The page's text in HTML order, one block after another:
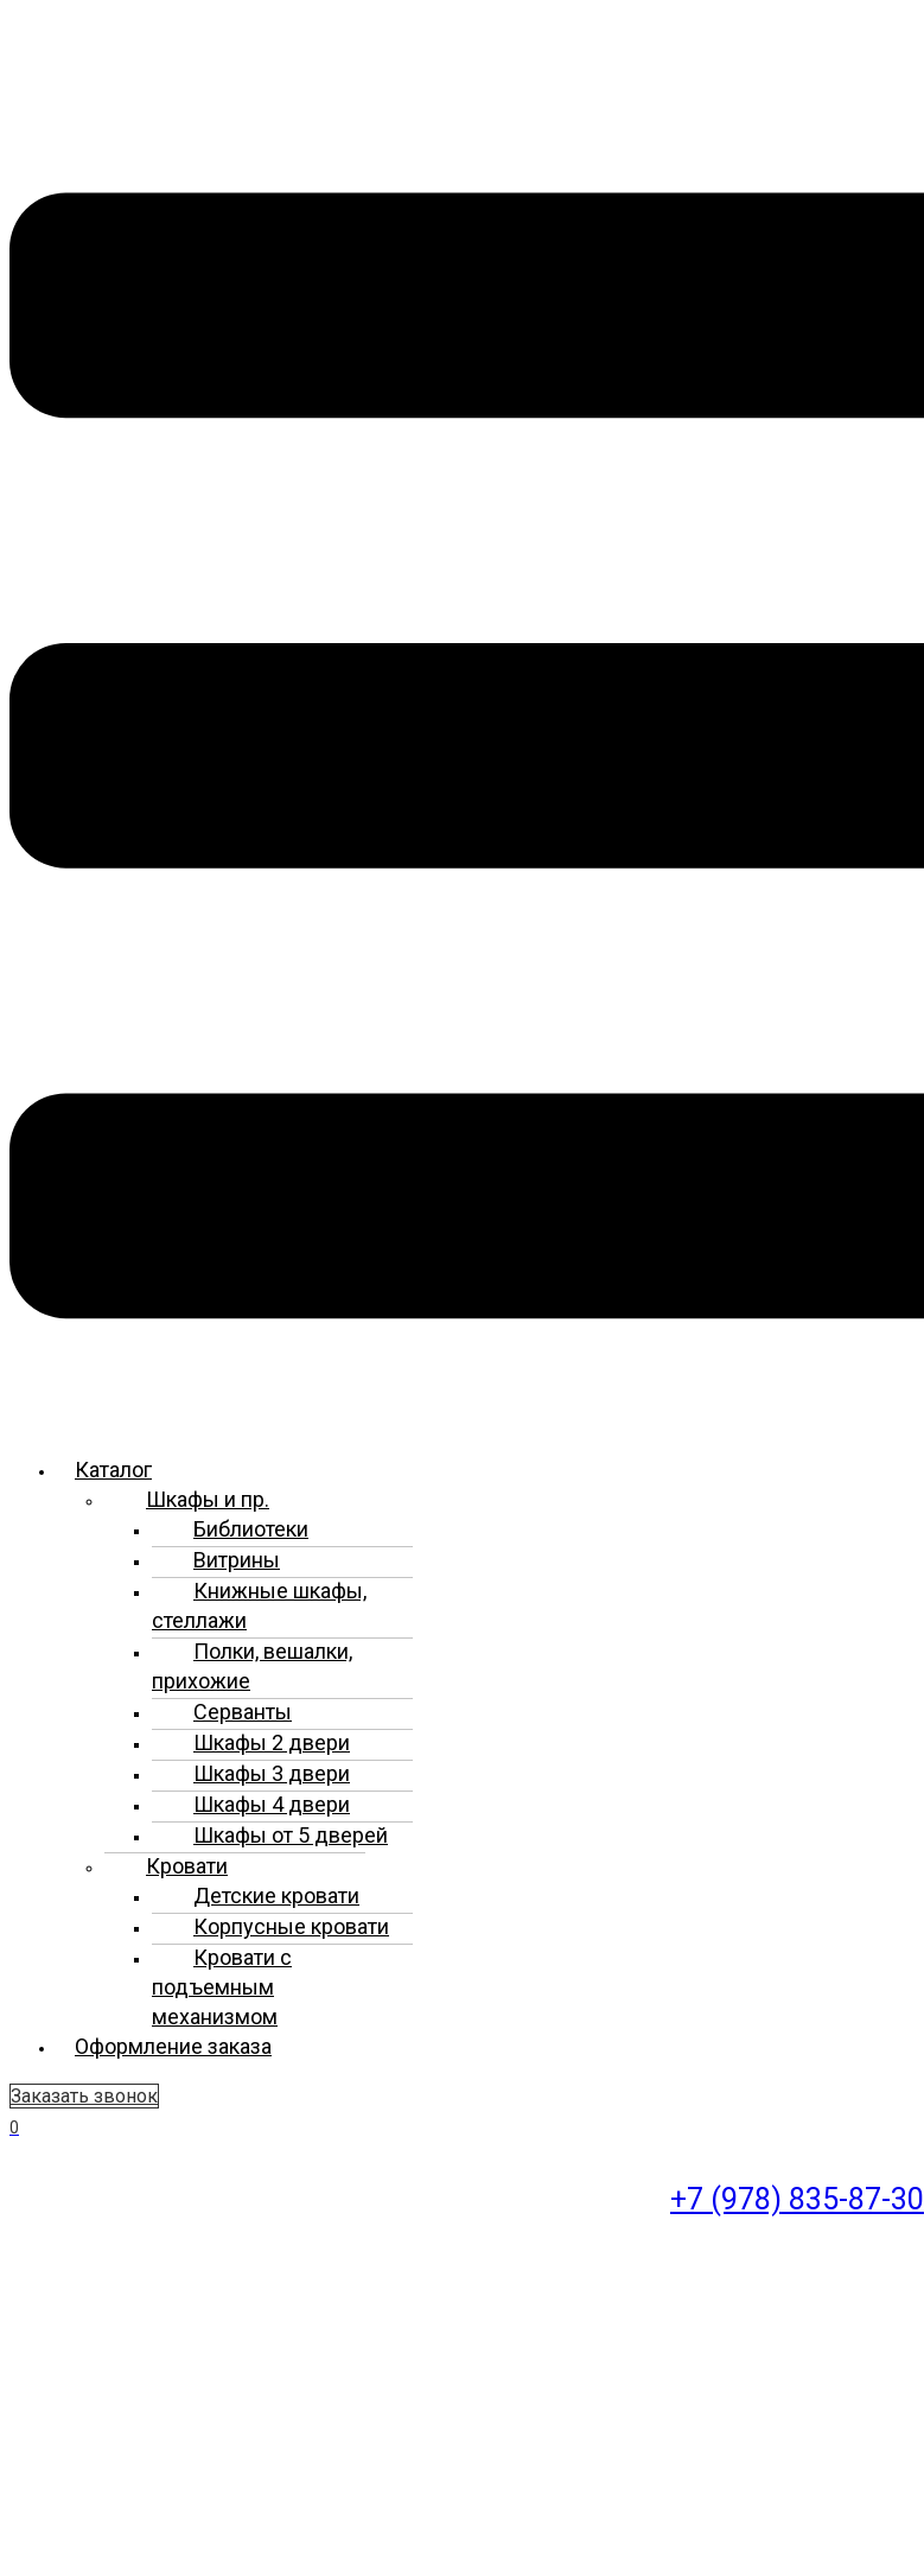
Каталог
Шкафы и пр.
Библиотеки
Витрины
Книжные шкафы,
стеллажи
Полки, вешалки,
прихожие
Серванты
Шкафы 2 двери
Шкафы 3 двери
Шкафы 4 двери
Шкафы от 5 дверей
Кровати
Детские кровати
Корпусные кровати
Кровати с
подъемным
механизмом
Оформление заказа
Заказать звонок
0
+7 (978) 835-87-30